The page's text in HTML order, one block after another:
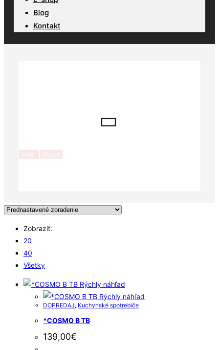
Blog
Kontakt
Filter Reset
Zobraziť:
20
40
Všetky
Rýchly náhľad
Rýchly náhľad
DOPREDAJ, Kuchynské spotrebiče
*COSMO B TB
139,00€